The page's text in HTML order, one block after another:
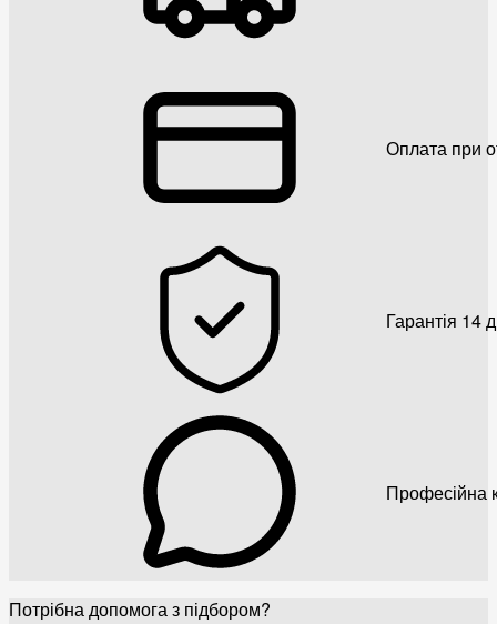
Оплата при
Гарантія 14
Професійна
Потрібна допомога з підбором?